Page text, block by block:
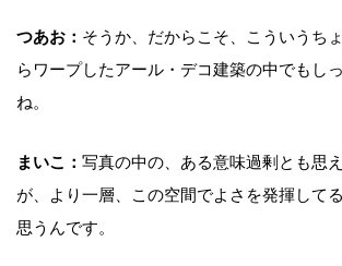
つあお： そうか、だからこそ、こういうち
らワープしたアール・デコ建築の中でもし
ね。
まいこ： 写真の中の、ある意味過剰とも思
が、より一層、この空間でよさを発揮して
思うんです。